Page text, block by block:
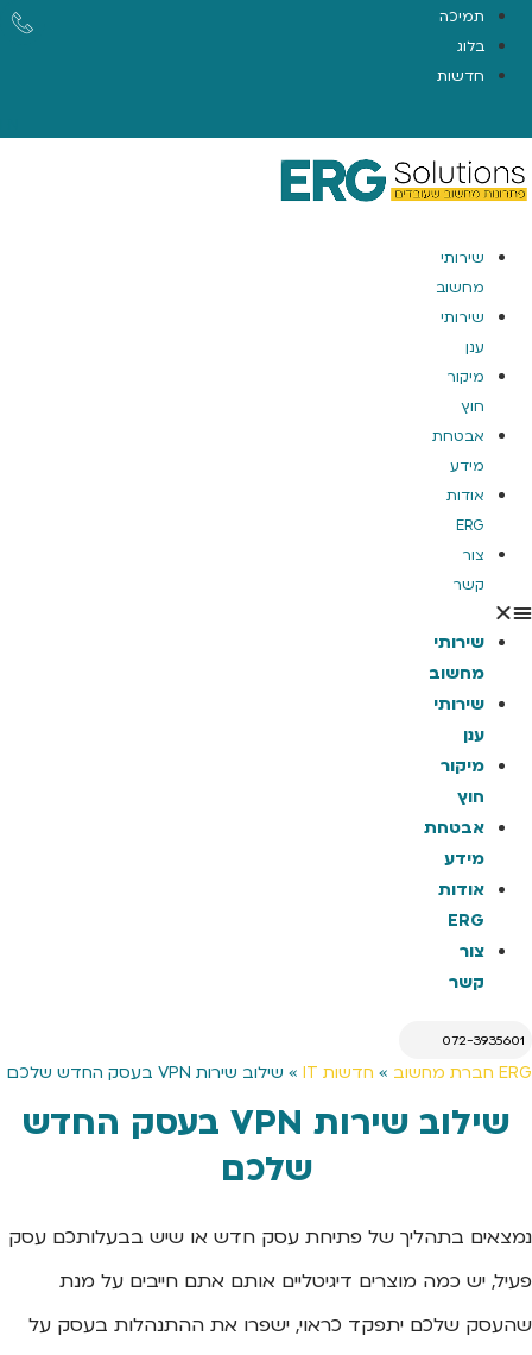
תמיכה
בלוג
חדשות
שירותי
מחשוב
שירותי
ענן
מיקור
חוץ
אבטחת
מידע
אודות
ERG
צור
קשר
שירותי
מחשוב
שירותי
ענן
מיקור
חוץ
אבטחת
מידע
אודות
ERG
צור
קשר
072-3935601
ERG חברת מחשוב » חדשות IT » שילוב שירות VPN בעסק החדש שלכם
שילוב שירות VPN בעסק החדש
שלכם
נמצאים בתהליך של פתיחת עסק חדש או שיש בבעלותכם עסק
פעיל, יש כמה מוצרים דיגיטליים אותם אתם חייבים על מנת
שהעסק שלכם יתפקד כראוי, ישפרו את ההתנהלות בעסק על